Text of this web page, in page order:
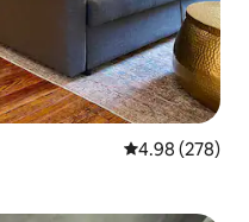
औसत रेटिंग 5 में से
4.98 (278)